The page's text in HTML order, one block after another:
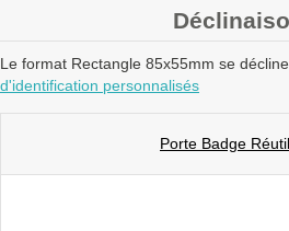
Le format Rectangle 85x55mm se
d'identification personnalisés
Porte Badge